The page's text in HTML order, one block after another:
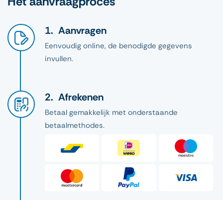
Aanvragen
Eenvoudig online, de benodigde gegevens
invullen.
Afrekenen
Betaal gemakkelijk met onderstaande
betaalmethodes.